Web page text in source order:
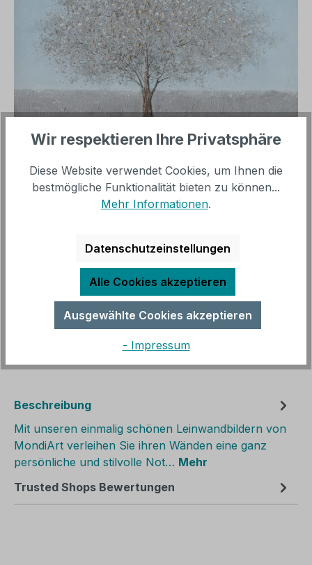
Regulärer Preis:
199,00 €
inkl. MwSt, versandkostenfrei innerhalb Deutschland
Sofort verfügbar, Lieferzeit: 3 - 14 Werktage
Produkt Anzahl: Gib den
In den Warenkorb
Zum Merkzettel hinzufügen
HF1700079
Beschreibung
Mit unseren einmalig schönen Leinwandbildern von
MondiArt verleihen Sie ihren Wänden eine ganz
persönliche und stilvolle Not… Mehr
Trusted Shops Bewertungen
Wir respektieren Ihre Privatsphäre
Diese Website verwendet Cookies, um Ihnen die
bestmögliche Funktionalität bieten zu können...
Mehr Informationen.
Datenschutzeinstellungen
Alle Cookies akzeptieren
Ausgewählte Cookies akzeptieren
- Impressum